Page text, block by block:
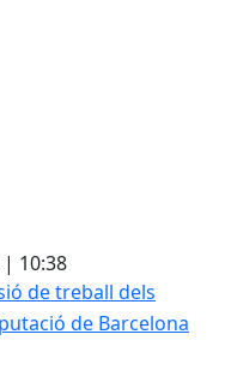
| 10:38
de treball dels
de Barcelona